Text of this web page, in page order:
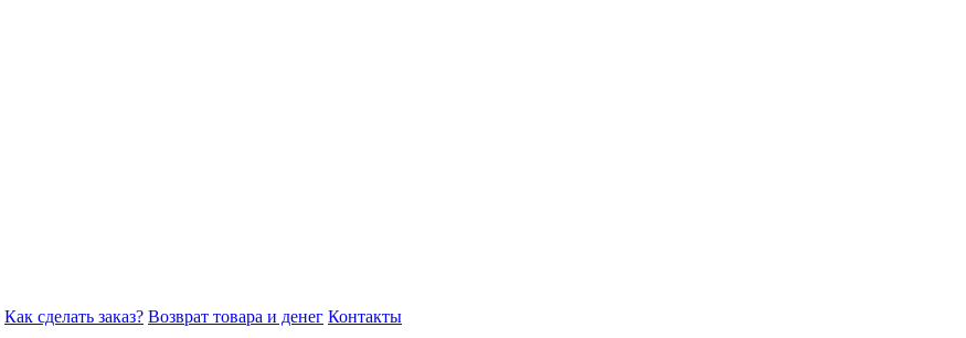
Как сделать заказ? Возврат товара и денег Контакты